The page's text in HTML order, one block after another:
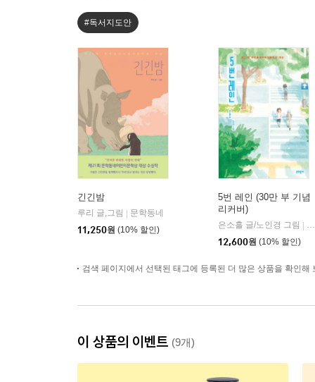
#독서지도안
긴긴밤
루리 글,그림
문학동네
11,250원 (10% 할인)
5번 레인 (30만 부 기념
리커버)
은소홀 글/노인경 그림
12,600원 (10% 할인)
검색 페이지에서 선택된 태그에 등록된 더 많은 상품을 확인해
이 상품의 이벤트 (9개)